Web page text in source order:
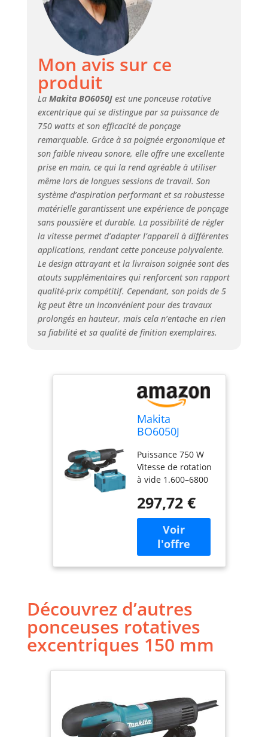
Mon avis sur ce
produit
La Makita BO6050Jest une ponceuse rotative
excentrique qui se distingue par sa puissance de
750 watts et son efficacité de ponçage
remarquable. Grâce à sa poignée ergonomique et
son faible niveau sonore, elle offre une excellente
prise en main, ce qui la rend agréable à utiliser
même lors de longues sessions de travail. Son
système d’aspiration performant et sa robustesse
matérielle garantissent une expérience de ponçage
sans poussière et durable. La possibilité de régler
la vitesse permet d’adapter l’appareil à différentes
applications, rendant cette ponceuse polyvalente.
Le design attrayant et la livraison soignée sont des
atouts supplémentaires qui renforcent son rapport
qualité-prix compétitif. Cependant, son poids de 5
kg peut être un inconvénient pour des travaux
prolongés en hauteur, mais cela n’entache en rien
sa fiabilité et sa qualité de finition exemplaires.
Makita
BO6050J
rotative
excentrique
150 mm
Puissance 750 W
Vitesse de rotation
à vide 1.600–6800
mm Niveau de
vibration Polissage:
3.0 m / s²
297,72 €
Découvrez d’autres
ponceuses rotatives
excentriques 150 mm